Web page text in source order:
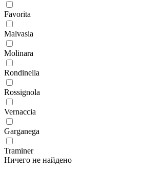
Favorita
Malvasia
Molinara
Rondinella
Rossignola
Vernaccia
Garganega
Traminer
Ничего не найдено